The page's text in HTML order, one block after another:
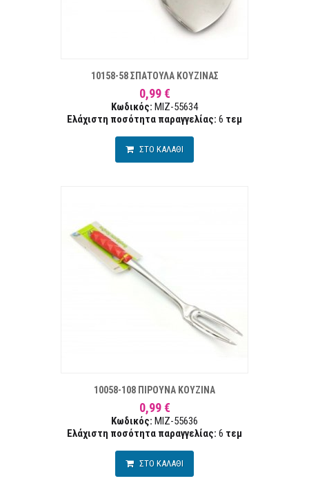
10158-58 ΣΠΑΤΟΥΛΑ ΚΟΥΖΙΝΑΣ
0,99 €
Κωδικός: MIZ-55634
Ελάχιστη ποσότητα παραγγελίας: 6 τεμ
ΣΤΟ ΚΑΛΑΘΙ
10058-108 ΠΙΡΟΥΝΑ ΚΟΥΖΙΝΑ
0,99 €
Κωδικός: MIZ-55636
Ελάχιστη ποσότητα παραγγελίας: 6 τεμ
ΣΤΟ ΚΑΛΑΘΙ